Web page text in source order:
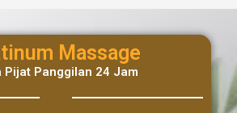
Massage
Pijat Panggilan 24 Jam